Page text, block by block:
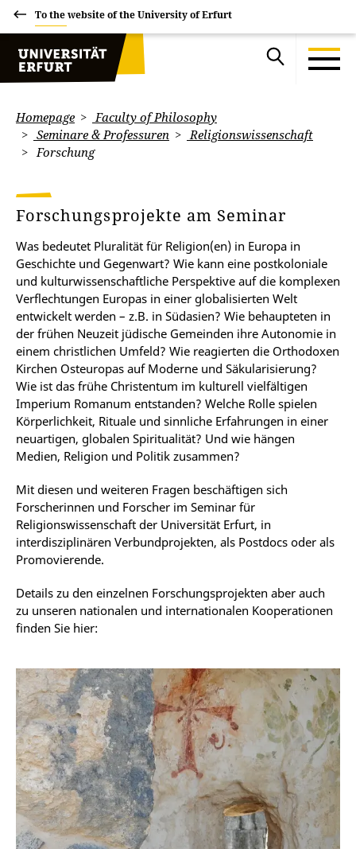
To the website of the University of Erfurt
Homepage
Faculty of Philosophy
Seminare & Professuren
Religionswissenschaft
Forschung
Forschungsprojekte am Seminar
Was bedeutet Pluralität für Religion(en) in Europa in
Geschichte und Gegenwart? Wie kann eine postkoloniale
und kulturwissenschaftliche Perspektive auf die komplexen
Verflechtungen Europas in einer globalisierten Welt
entwickelt werden – z.B. in Südasien? Wie behaupteten in
der frühen Neuzeit jüdische Gemeinden ihre Autonomie in
einem christlichen Umfeld? Wie reagierten die Orthodoxen
Kirchen Osteuropas auf Moderne und Säkularisierung?
Wie ist das frühe Christentum im kulturell vielfältigen
Imperium Romanum entstanden? Welche Rolle spielen
Körperlichkeit, Rituale und sinnliche Erfahrungen in einer
neuartigen, globalen Spiritualität? Und wie hängen
Medien, Religion und Politik zusammen?
Mit diesen und weiteren Fragen beschäftigen sich
Forscherinnen und Forscher im Seminar für
Religionswissenschaft der Universität Erfurt, in
interdisziplinären Verbundprojekten, als Postdocs oder als
Promovierende.
Details zu den einzelnen Forschungsprojekten aber auch
zu unseren nationalen und internationalen Kooperationen
finden Sie hier: